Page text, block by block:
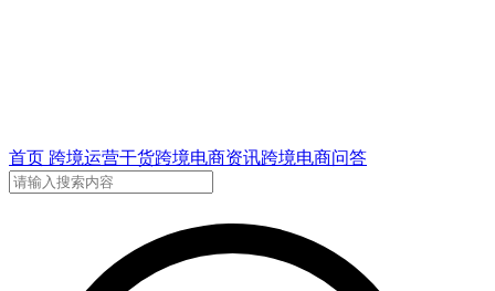
首页 跨境运营干货跨境电商资讯跨境电商问答